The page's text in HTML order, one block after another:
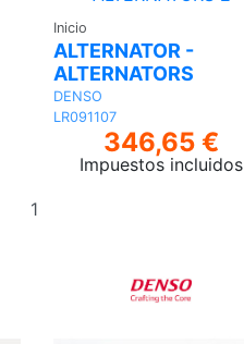
Inicio
ALTERNATOR -
ALTERNATORS
DENSO
LR091107
346,65 €
Impuestos incluidos